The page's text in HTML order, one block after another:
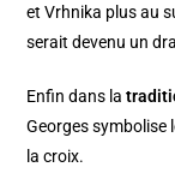
et Vrhnika plus au
serait devenu un
Enfin dans la
Georges symbolise
la croix.